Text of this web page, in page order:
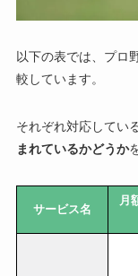
以下の表では、プロ
較しています。
それぞれ対応してい
まれているかどうか
サービス名
月